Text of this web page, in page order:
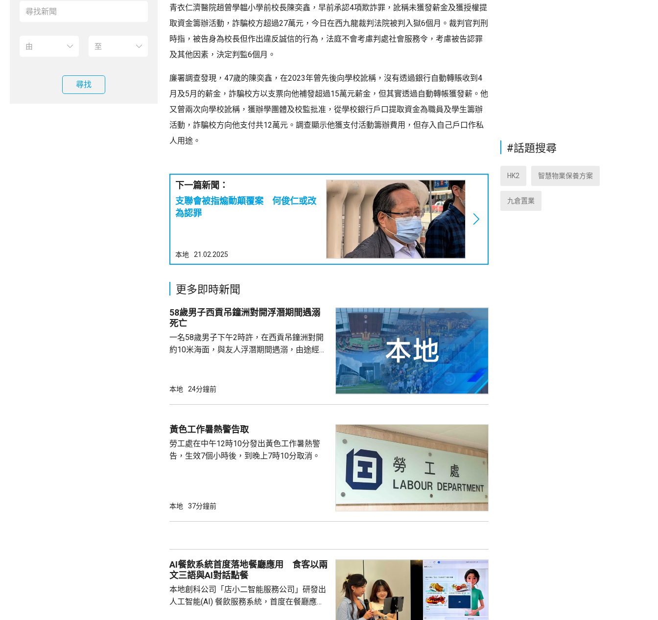
尋找
青衣仁濟醫院趙曾學韞小學前校長陳奕鑫，早前承認4項欺詐罪，訛稱未獲發薪金及獲授權提
取資金籌辦活動，詐騙校方超過27萬元，今日在西九龍裁判法院被判入獄6個月。裁判官判刑
時指，被告身為校長但作出違反誠信的行為，法庭不會考慮判處社會服務令，考慮被告認罪
及其他因素，決定判監6個月。
廉署調查發現，47歲的陳奕鑫，在2023年曾先後向學校訛稱，沒有透過銀行自動轉賬收到4
月及5月的薪金，詐騙校方以支票向他補發超過15萬元薪金，但其實透過自動轉帳獲發薪。他
又曾兩次向學校訛稱，獲辦學團體及校監批准，從學校銀行戶口提取資金為職員及學生籌辦
活動，詐騙校方向他支付共12萬元。調查顯示他獲支付活動籌辦費用，但存入自己戶口作私
人用途。
下一篇新聞：
支聯會被指煽動顛覆案 何俊仁或改
為認罪
本地 21.02.2025
更多即時新聞
58歲男子西貢吊鐘洲對開浮潛期間遇溺
死亡
一名58歲男子下午2時許，在西貢吊鐘洲對開
約10米海面，與友人浮潛期間遇溺，由途經船
確定。
本地 24分鐘前
黃色工作暑熱警告取
勞工處在中午12時10分發出黃色工作暑熱警
告，生效7個小時後，到晚上7時10分取消。
本地 37分鐘前
AI餐飲系統首度落地餐廳應用 食客以兩
文三語與AI對話點餐
本地創科公司「店小二智能服務公司」研發出
人工智能(AI) 餐飲服務系統，首度在餐廳應
#話題搜尋
HK2 智慧物業保養方案
九倉置業